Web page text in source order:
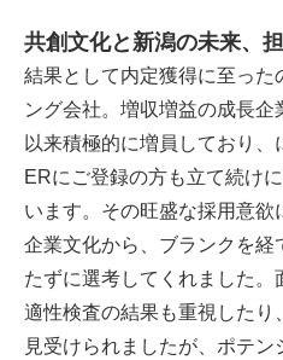
共創文化と新潟の未来、
結果として内定獲得に至った
ング会社。増収増益の成長
以来積極的に増員しており
ERにご登録の方も立て続け
います。その旺盛な採用意
企業文化から、ブランクを
たずに選考してくれました。
適性検査の結果も重視したり
見受けられましたが、ポテ